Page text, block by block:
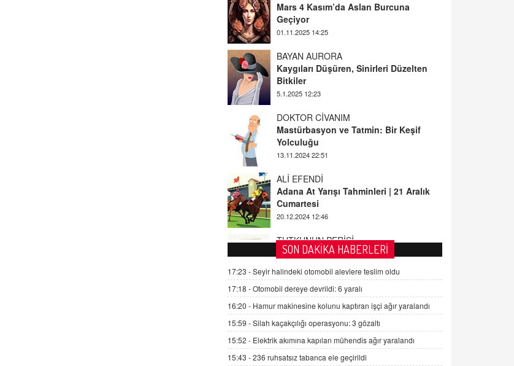
01.11.2025 14:25
BAYAN AURORA
Bitkiler
5.1.2025 12:23
DOKTOR CİVANIM
Yolculuğu
13.11.2024 22:51
ALİ EFENDİ
Cumartesi
20.12.2024 12:46
TUTKUNUN PERİSİ
Bilinmesi Gerekenler
08.11.2024 13:16
FARUK ÖNALAN
Tezkere Onaylanmasaydı…
2 Kasım 2021 Salı 00:11
AV. DOĞAN CAN DOĞAN
Kişisel verilerin korunması ve dijital
hukukun gelişimi
SON DAKİKA HABERLERİ
17:23 -Seyir halindeki otomobil alevlere teslim oldu
17:18 -Otomobil dereye devrildi: 6 yaralı
16:20 - Hamur makinesine kolunu kaptıran işçi ağır yaralandı
15:59 -Silah kaçakçılığı operasyonu: 3 gözaltı
15:52 - Elektrik akımına kapılan mühendis ağır yaralandı
15:43 -236 ruhsatsız tabanca ele geçirildi